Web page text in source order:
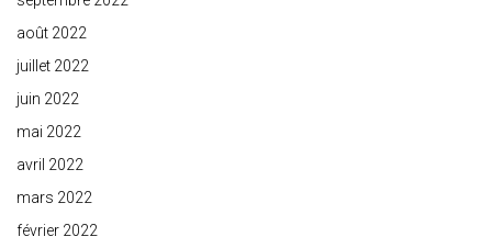
août 2022
juillet 2022
juin 2022
mai 2022
avril 2022
mars 2022
février 2022